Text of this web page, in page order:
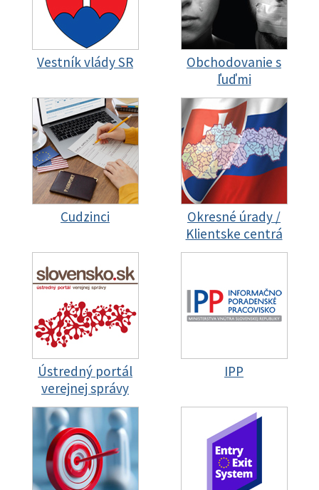
Vestník vlády SR
Obchodovanie s
ľuďmi
Cudzinci
Okresné úrady /
Klientske centrá
Ústredný portál
verejnej správy
IPP